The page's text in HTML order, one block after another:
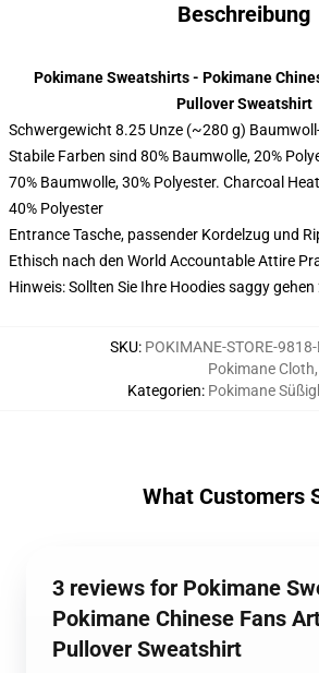
Beschreibung
Pokimane Sweatshirts - Pokimane
Pullover Sweatshirt
Schwergewicht 8.25 Unze (~280 g)
Stabile Farben sind 80% Baumwolle, 20%
70% Baumwolle, 30% Polyester. Charcoal
40% Polyester
Entrance Tasche, passender Kordelzug und
Ethisch nach den World Accountable Attire
Hinweis: Sollten Sie Ihre Hoodies saggy
SKU: POKIMANE-STORE-9818-
Kategorien:
Pokimane Cloth,
Pokimane
What Customers
3 reviews for Pokimane
Pokimane Chinese Fans
Pullover Sweatshirt